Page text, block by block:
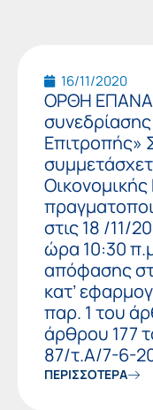
16/11/2020
ΟΡΘΗ
Επιτροπής»
στις 18 /11/
ώρα 10:30
απόφασης
κατ’
παρ. 1 του
άρθρου 177
87/τ.Α/7-6-
ΠΕΡΙΣΣΟΤΕΡΑ